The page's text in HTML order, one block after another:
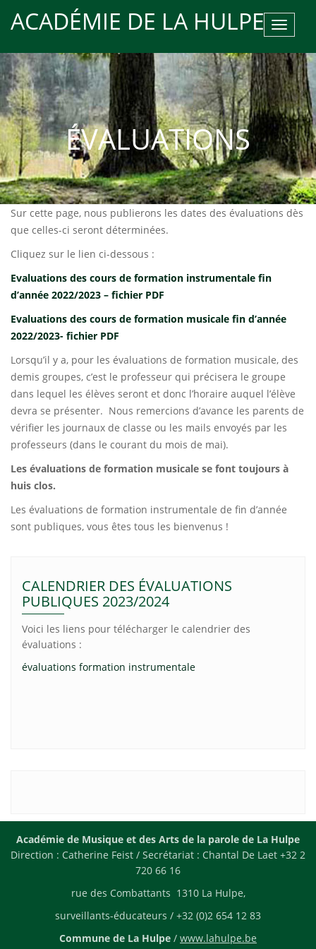
ACADÉMIE DE LA HULPE
Toggle
ÉVALUATIONS
Sur cette page, nous publierons les dates des évaluations dès
que celles-ci seront déterminées.
Cliquez sur le lien ci-dessous :
Evaluations des cours de formation instrumentale fin
d’année 2022/2023 – fichier PDF
Evaluations des cours de formation musicale fin d’année
2022/2023- fichier PDF
Lorsqu’il y a, pour les évaluations de formation musicale, des
demis groupes, c’est le professeur qui précisera le groupe
dans lequel les élèves seront et donc l’horaire auquel l’élève
devra se présenter. Nous remercions d’avance les parents de
vérifier les journaux de classe ou les mails envoyés par les
professeurs (dans le courant du mois de mai).
Les évaluations de formation musicale se font toujours à
huis clos.
Les évaluations de formation instrumentale de fin d’année
sont publiques, vous êtes tous les bienvenus !
CALENDRIER DES ÉVALUATIONS
PUBLIQUES 2023/2024
Voici les liens pour télécharger le calendrier des
évaluations :
évaluations formation instrumentale
Académie de Musique et des Arts de la parole de La Hulpe
Direction : Catherine Feist / Secrétariat : Chantal De Laet +32 2
720 66 16
rue des Combattants 1310 La Hulpe,
surveillants-éducateurs / +32 (0)2 654 12 83
Commune de La Hulpe / www.lahulpe.be